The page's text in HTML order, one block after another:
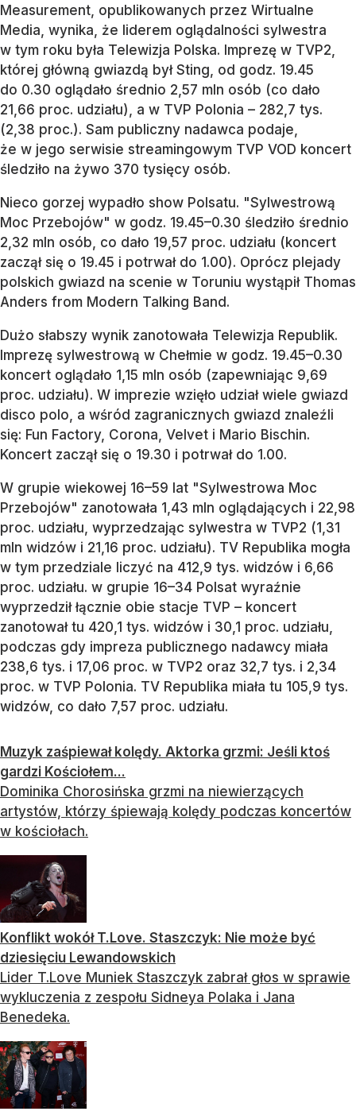
Measurement, opublikowanych przez Wirtualne
Media, wynika, że liderem oglądalności sylwestra
w tym roku była Telewizja Polska. Imprezę w TVP2,
której główną gwiazdą był Sting, od godz. 19.45
do 0.30 oglądało średnio 2,57 mln osób (co dało
21,66 proc. udziału), a w TVP Polonia – 282,7 tys.
(2,38 proc.). Sam publiczny nadawca podaje,
że w jego serwisie streamingowym TVP VOD koncert
śledziło na żywo 370 tysięcy osób.
Nieco gorzej wypadło show Polsatu. "Sylwestrową
Moc Przebojów" w godz. 19.45–0.30 śledziło średnio
2,32 mln osób, co dało 19,57 proc. udziału (koncert
zaczął się o 19.45 i potrwał do 1.00). Oprócz plejady
polskich gwiazd na scenie w Toruniu wystąpił Thomas
Anders from Modern Talking Band.
Dużo słabszy wynik zanotowała Telewizja Republik.
Imprezę sylwestrową w Chełmie w godz. 19.45–0.30
koncert oglądało 1,15 mln osób (zapewniając 9,69
proc. udziału). W imprezie wzięło udział wiele gwiazd
disco polo, a wśród zagranicznych gwiazd znaleźli
się: Fun Factory, Corona, Velvet i Mario Bischin.
Koncert zaczął się o 19.30 i potrwał do 1.00.
W grupie wiekowej 16–59 lat "Sylwestrowa Moc
Przebojów" zanotowała 1,43 mln oglądających i 22,98
proc. udziału, wyprzedzając sylwestra w TVP2 (1,31
mln widzów i 21,16 proc. udziału). TV Republika mogła
w tym przedziale liczyć na 412,9 tys. widzów i 6,66
proc. udziału. w grupie 16–34 Polsat wyraźnie
wyprzedził łącznie obie stacje TVP – koncert
zanotował tu 420,1 tys. widzów i 30,1 proc. udziału,
podczas gdy impreza publicznego nadawcy miała
238,6 tys. i 17,06 proc. w TVP2 oraz 32,7 tys. i 2,34
proc. w TVP Polonia. TV Republika miała tu 105,9 tys.
widzów, co dało 7,57 proc. udziału.
Muzyk zaśpiewał kolędy. Aktorka grzmi: Jeśli ktoś
gardzi Kościołem...
Dominika Chorosińska grzmi na niewierzących
artystów, którzy śpiewają kolędy podczas koncertów
w kościołach.
Konflikt wokół T.Love. Staszczyk: Nie może być
dziesięciu Lewandowskich
Lider T.Love Muniek Staszczyk zabrał głos w sprawie
wykluczenia z zespołu Sidneya Polaka i Jana
Benedeka.